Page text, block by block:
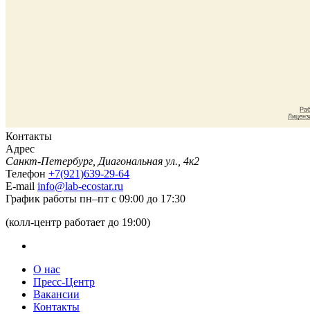
Контакты
Адрес
Санкт-Петербург, Диагональная ул., 4к2
Телефон +7(921)639-29-64
E-mail info@lab-ecostar.ru
График работы пн–пт с 09:00 до 17:30
(колл-центр работает до 19:00)
О нас
Пресс-Центр
Вакансии
Контакты